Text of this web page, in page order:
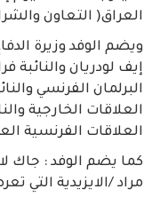
العراق( التعاون
ويضم الوفد وزيرة
إيف لودريان والنائبة
البرلمان الفرنسي
العلاقات الخارجية
العلاقات الفرنسية
كما يضم الوفد : جاك
مراد /الايزيدية التي